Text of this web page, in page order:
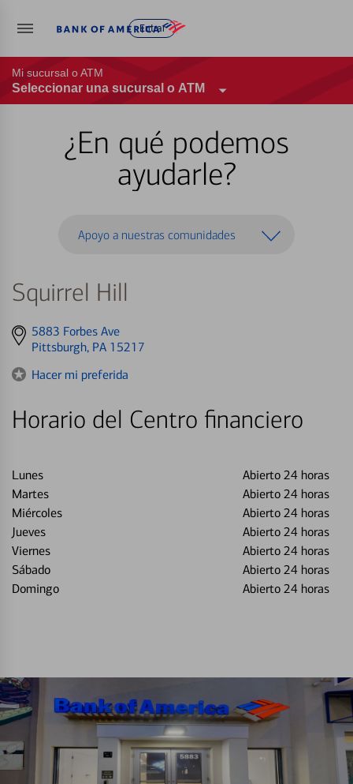
Entrar
Mi sucursal o ATM
Seleccionar una sucursal o ATM
¿En qué podemos
ayudarle?
Apoyo a nuestras comunidades
Squirrel Hill
Get
directions
5883 Forbes Ave
Pittsburgh, PA 15217
Hacer mi preferida
Horario del Centro financiero
Lunes
Abierto 24 horas
Martes
Abierto 24 horas
Miércoles
Abierto 24 horas
Jueves
Abierto 24 horas
Viernes
Abierto 24 horas
Sábado
Abierto 24 horas
Domingo
Abierto 24 horas